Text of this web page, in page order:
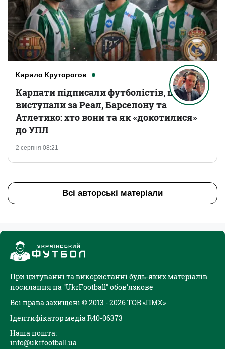
Кирило Круторогов
2 серпня 08:21
Карпати підписали футболістів, що
виступали за Реал, Барселону та
Атлетико: хто вони та як «докотилися»
до УПЛ
Всі авторські матеріали
При цитуванні та використанні будь-яких матеріалів
посилання на "UkrFootball" обов'язкове
Всі права захищені © 2013 - 2026 ТОВ «ПМХ»
Ідентифікатор медіа R40-06373
Наша пошта:
info@ukrfootball.ua